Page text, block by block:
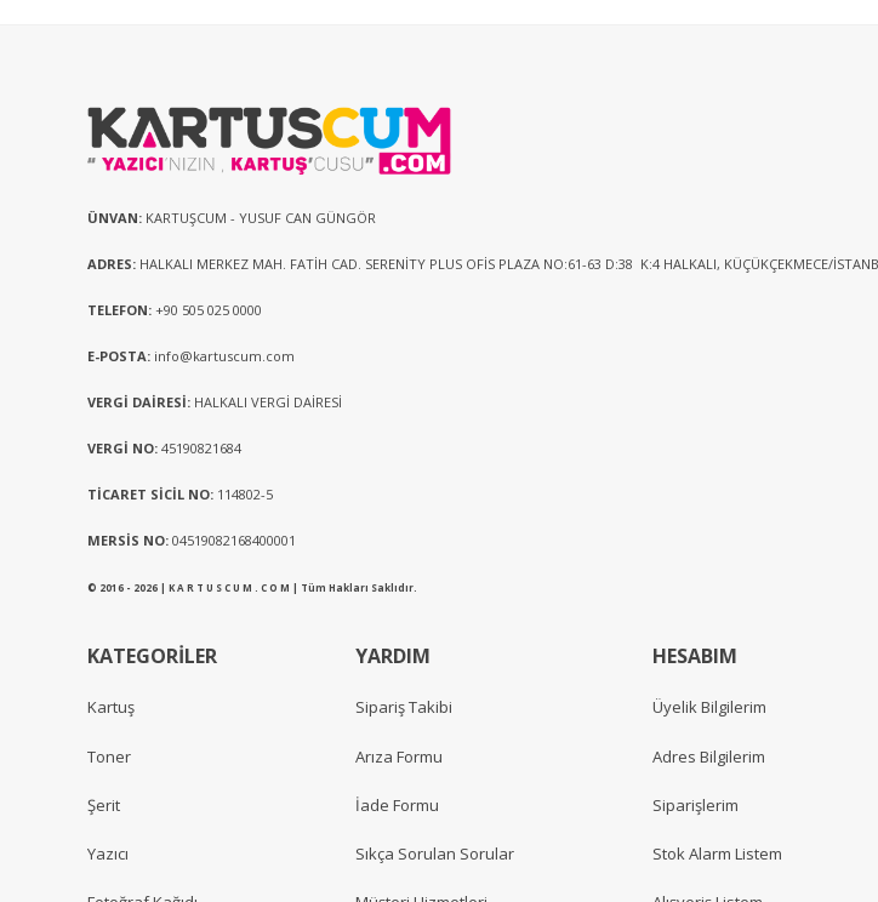
ÜNVAN: KARTUŞCUM - YUSUF CAN GÜNGÖR
ADRES: HALKALI MERKEZ MAH. FATİH CAD. SERENİTY PLUS OFİS PLAZA NO:61-63 D:38 K:4 HALKALI, KÜÇÜKÇEKMECE/
TELEFON: +90 505 025 0000
E-POSTA: info@kartuscum.com
VERGİ DAİRESİ: HALKALI VERGİ DAİRESİ
VERGİ NO: 45190821684
TİCARET SİCİL NO: 114802-5
MERSİS NO: 04519082168400001
© 2016 - 2026 | K A R T U S C U M . C O M | Tüm Hakları Saklıdır.
KATEGORİLER
Kartuş
Toner
Şerit
Yazıcı
YARDIM
Sipariş Takibi
Arıza Formu
İade Formu
Sıkça Sorulan Sorular
HESABIM
Üyelik Bilgilerim
Adres Bilgilerim
Siparişlerim
Stok Alarm Listem